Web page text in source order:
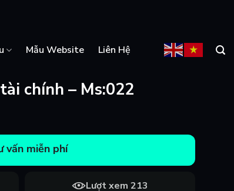
Mẫu Website Liên Hệ
chính – Ms:022
vấn miễn phí
Lượt xem 213